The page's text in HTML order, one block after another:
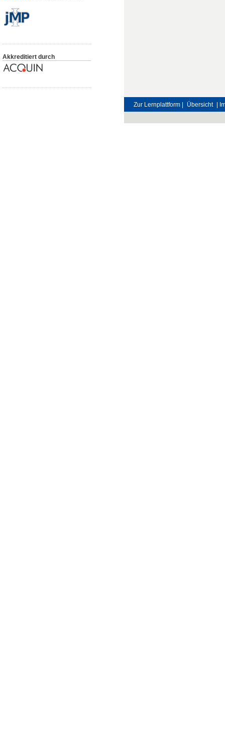
Akkreditiert durch
Zur Lernplattform | Übersicht |